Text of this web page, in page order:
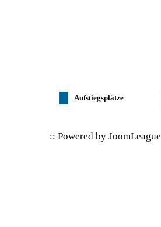
Aufstiegsplätze
:: Powered byJoomLeague